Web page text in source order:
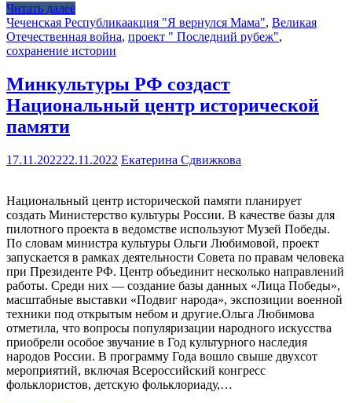
Читать далее
Чеченская Республикаакция "Я вернулся Мама", Великая
Отечественная война, проект " Последний рубеж",
сохранение истории
Минкультуры РФ создаст
Национальный центр исторической
памяти
17.11.202222.11.2022 Екатерина Сдвижкова
Национальный центр исторической памяти планирует
создать Министерство культуры России. В качестве базы для
пилотного проекта в ведомстве используют Музей Победы.
По словам министра культуры Ольги Любимовой, проект
запускается в рамках деятельности Совета по правам человека
при Президенте РФ. Центр объединит несколько направлений
работы. Среди них — создание базы данных «Лица Победы»,
масштабные выставки «Подвиг народа», экспозиции военной
техники под открытым небом и другие.Ольга Любимова
отметила, что вопросы популяризации народного искусства
приобрели особое звучание в Год культурного наследия
народов России. В программу Года вошло свыше двухсот
мероприятий, включая Всероссийский конгресс
фольклористов, детскую фольклориаду,…